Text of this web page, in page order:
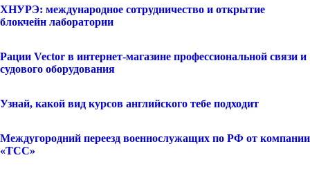
ХНУРЭ: международное сотрудничество и открытие
блокчейн лаборатории
Рации Vector в интернет-магазине профессиональной связи и
судового оборудования
Узнай, какой вид курсов английского тебе подходит
Междугородний переезд военнослужащих по РФ от компании
«ТСС»